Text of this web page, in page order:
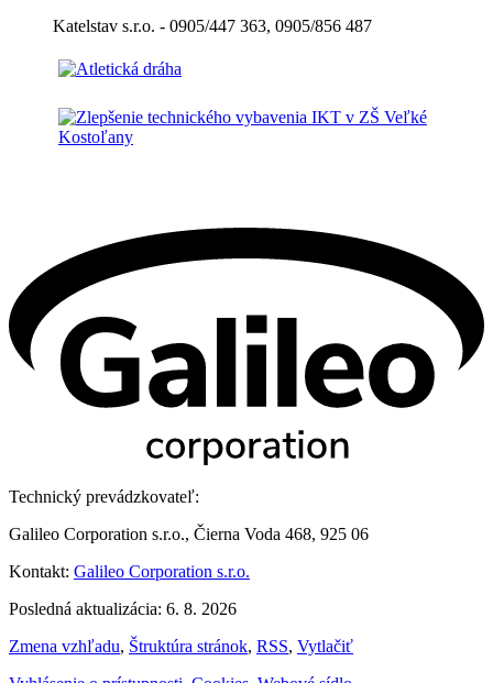
Katelstav s.r.o. - 0905/447 363, 0905/856 487
Technický prevádzkovateľ:
Galileo Corporation s.r.o., Čierna Voda 468, 925 06
Kontakt: Galileo Corporation s.r.o.
Posledná aktualizácia: 6. 8. 2026
Zmena vzhľadu, Štruktúra stránok, RSS, Vytlačiť